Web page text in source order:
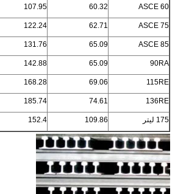
ASCE 60
60.32
107.95
ASCE 75
62.71
122.24
ASCE 85
65.09
131.76
90RA
65.09
142.88
115RE
69.06
168.28
136RE
74.61
185.74
175 لیتر 109.86
152.4